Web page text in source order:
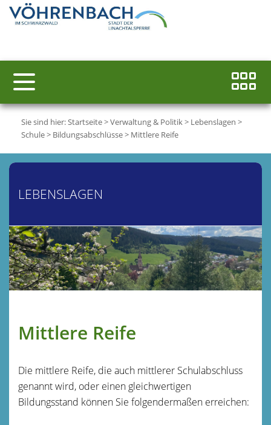
Sie sind hier:Startseite>Verwaltung & Politik> Lebenslagen >
Schule> Bildungsabschlüsse> Mittlere Reife
LEBENSLAGEN
Mittlere Reife
Die mittlere Reife, die auch mittlerer Schulabschluss
genannt wird, oder einen gleichwertigen
Bildungsstand können Sie folgendermaßen erreichen: